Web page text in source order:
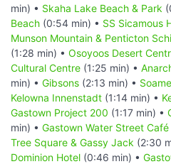
min) • Skaha Lake Beach & Park
Beach (0:54 min) • SS Sicamous
Munson Mountain & Penticton
(1:28 min) • Osoyoos Desert
Cultural Centre (1:25 min) •
min) • Gibsons (2:13 min) •
Kelowna Innenstadt (1:14 min) •
Gastown Project 200 (1:17 min) •
min) • Gastown Water Street Café
Tree Square & Gassy Jack (2:30
Dominion Hotel (0:46 min) •